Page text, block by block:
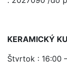
KERAMICKÝ
Štvrtok : 16:00